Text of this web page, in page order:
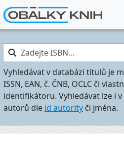
Zadejte ISBN…
Vyhledávat v databázi titulů je
ISSN, EAN, č. ČNB, OCLC či
identifikátoru. Vyhledávat lze i
autorů dle id autority či jména.